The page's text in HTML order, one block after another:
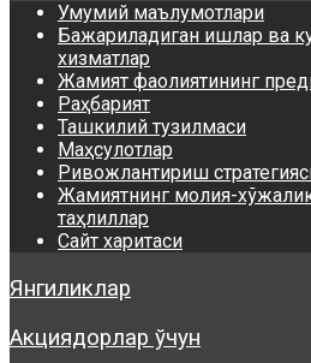
Умумий маълумотлари
Бажариладиган ишлар ва
хизматлар
Жамият фаолиятининг
Раҳбарият
Ташкилий тузилмаси
Маҳсулотлар
Ривожлантириш
Жамиятнинг молия-
таҳлиллар
Сайт харитаси
Янгиликлар
Акциядорлар ўчун